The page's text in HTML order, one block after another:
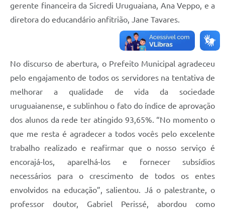
gerente financeira da Sicredi Uruguaiana, Ana Veppo, e a
diretora do educandário anfitrião, Jane Tavares.
No discurso de abertura, o Prefeito Municipal agradeceu
pelo engajamento de todos os servidores na tentativa de
melhorar a qualidade de vida da sociedade
uruguaianense, e sublinhou o fato do índice de aprovação
dos alunos da rede ter atingido 93,65%. “No momento o
que me resta é agradecer a todos vocês pelo excelente
trabalho realizado e reafirmar que o nosso serviço é
encorajá-los, aparelhá-los e fornecer subsídios
necessários para o crescimento de todos os entes
envolvidos na educação”, salientou. Já o palestrante, o
professor doutor, Gabriel Perissé, abordou como